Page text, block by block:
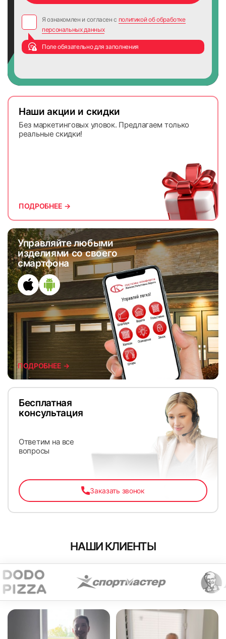
Управляйте любыми
изделиями со своего
смартфона
ПОДРОБНЕЕ →
Наши акции и скидки
Без маркетинговых уловок. Предлагаем только
реальные скидки!
ПОДРОБНЕЕ →
Бесплатная
консультация
Ответим на все
вопросы
Заказать звонок
Я ознакомлен и согласен с политикой об обработке
персональных данных
Поле обязательно для заполнения
НАШИ КЛИЕНТЫ